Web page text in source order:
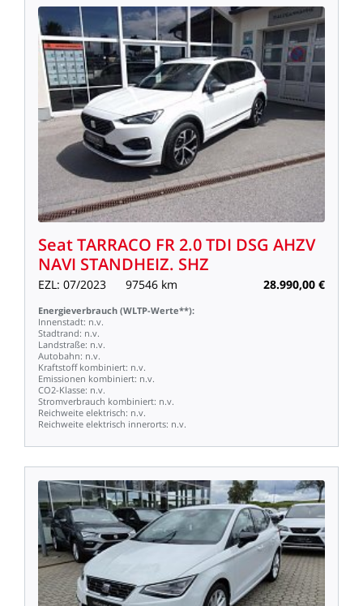
SeatTARRACO FR2.0TDI DSG AHZV
NAVI STANDHEIZ. SHZ
EZL: 07/2023 97546 km 28.990,00 €
Energieverbrauch (WLTP-Werte**):
Innenstadt: n.v.
Stadtrand: n.v.
Landstraße: n.v.
Autobahn: n.v.
Kraftstoff kombiniert: n.v.
Emissionen kombiniert: n.v.
CO2-Klasse: n.v.
Stromverbrauch kombiniert: n.v.
Reichweite elektrisch: n.v.
Reichweite elektrisch innerorts: n.v.